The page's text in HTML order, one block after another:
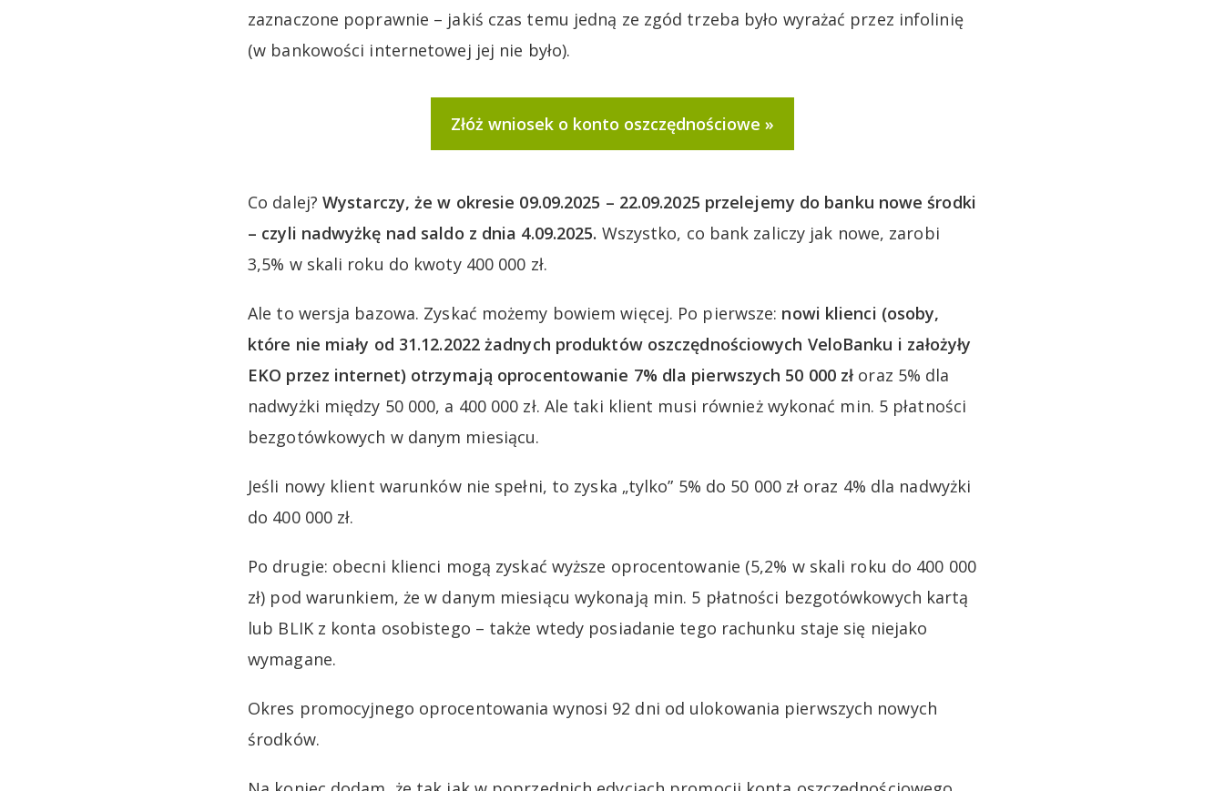
zaznaczone poprawnie – jakiś czas temu jedną ze zgód trzeba było wyrażać przez infolinię
(w bankowości internetowej jej nie było).
Złóż wniosek o konto oszczędnościowe
Co dalej? Wystarczy, że w okresie 09.09.2025 – 22.09.2025 przelejemy do banku nowe środki
– czyli nadwyżkę nad saldo z dnia 4.09.2025. Wszystko, co bank zaliczy jak nowe, zarobi
3,5% w skali roku do kwoty 400 000 zł.
Ale to wersja bazowa. Zyskać możemy bowiem więcej. Po pierwsze: nowi klienci (osoby,
które nie miały od 31.12.2022 żadnych produktów oszczędnościowych VeloBanku i założyły
EKO przez internet) otrzymają oprocentowanie 7% dla pierwszych 50 000 zł oraz 5% dla
nadwyżki między 50 000, a 400 000 zł. Ale taki klient musi również wykonać min. 5 płatności
bezgotówkowych w danym miesiącu.
Jeśli nowy klient warunków nie spełni, to zyska „tylko” 5% do 50 000 zł oraz 4% dla nadwyżki
do 400 000 zł.
Po drugie: obecni klienci mogą zyskać wyższe oprocentowanie (5,2% w skali roku do 400 000
zł) pod warunkiem, że w danym miesiącu wykonają min. 5 płatności bezgotówkowych kartą
lub BLIK z konta osobistego – także wtedy posiadanie tego rachunku staje się niejako
wymagane.
Okres promocyjnego oprocentowania wynosi 92 dni od ulokowania pierwszych nowych
środków.